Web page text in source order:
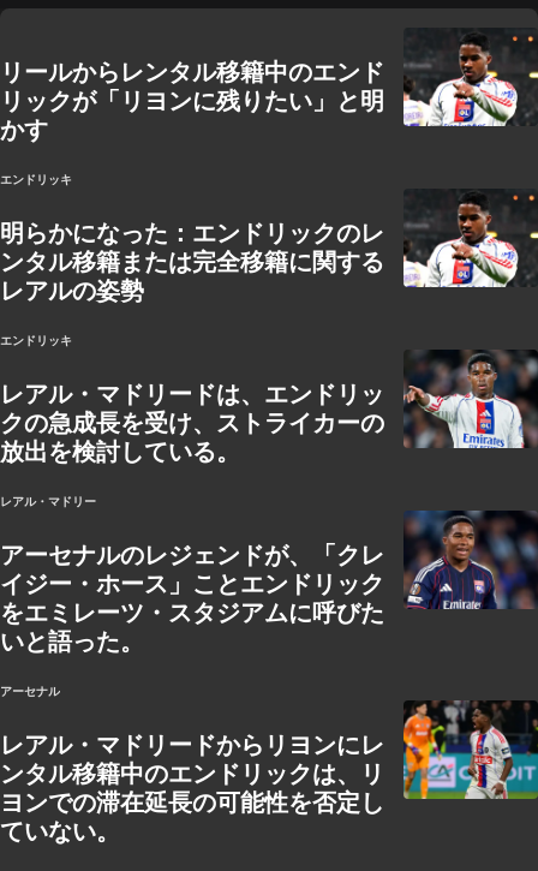
リールからレンタル移籍中のエンド
リックが「リヨンに残りたい」と明
かす
エンドリッキ
明らかになった：エンドリックのレ
ンタル移籍または完全移籍に関する
レアルの姿勢
エンドリッキ
レアル・マドリードは、エンドリッ
クの急成長を受け、ストライカーの
放出を検討している。
レアル・マドリー
アーセナルのレジェンドが、「クレ
イジー・ホース」ことエンドリック
をエミレーツ・スタジアムに呼びた
いと語った。
アーセナル
レアル・マドリードからリヨンにレ
ンタル移籍中のエンドリックは、リ
ヨンでの滞在延長の可能性を否定し
ていない。